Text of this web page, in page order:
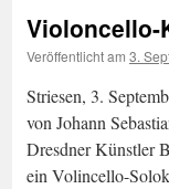
Violoncello-
Veröffentlicht am 3.
Striesen, 3.
von Johann
Dresdner Künstler
ein Volincello-